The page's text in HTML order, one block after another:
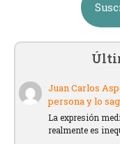
Juan Carlos
persona y lo
La expresión
realmente es